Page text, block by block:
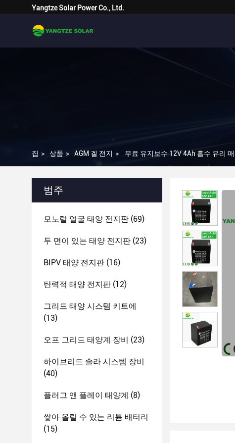
Yangtze Solar Power Co., Ltd.
집 > 상품 > AGM 겔 전지 > 무료 유지보수 12V 4Ah 흡수 유리
범주
모노럴 얼굴 태양 전지판 (69)
두 면이 있는 태양 전지판 (23)
BIPV 태양 전지판 (16)
탄력적 태양 전지판 (12)
그리드 태양 시스템 키트에
(13)
오프 그리드 태양계 장비 (23)
하이브리드 솔라 시스템 장비
(40)
플러그 앤 플레이 태양계 (8)
쌓아 올릴 수 있는 리튬 배터리
(15)